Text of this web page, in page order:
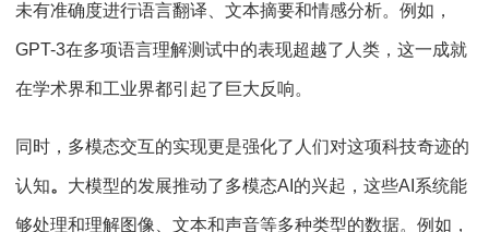
未有准确度进行语言翻译、文本摘要和情感分析。例如，
GPT-3在多项语言理解测试中的表现超越了人类，这一成就
在学术界和工业界都引起了巨大反响。
同时，多模态交互的实现更是强化了人们对这项科技奇迹的
认知。 大模型的发展推动了多模态AI 的兴起，这些AI 系统能
够处理和理解图像、文本和声音等多种类型的数据。例如，